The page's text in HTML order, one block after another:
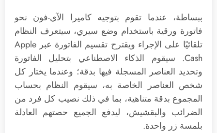
ببساطة، عندما تقوم بتوجيه كاميرا الآي-فون نحو
فاتورة ورقية باستخدام وضع سيري، سيتعرف النظام
تلقائيًا على الإجراء ويقترح تقسيم الفاتورة عبر Apple
Cash. سيقوم الذكاء الاصطناعي بتحليل الفاتورة
وتحديد العناصر المسجلة فيها بدقة؛ وعندما يختار كل
شخص العناصر الخاصة به، سيقوم النظام بحساب
المجموع بدقة متناهية، بما في ذلك نصيب كل فرد من
الضرائب والبقشيش، ليدفع الجميع حصتهم العادلة
بلمسة زر واحدة.